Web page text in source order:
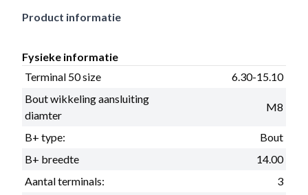
Product informatie
Fysieke informatie
Terminal 50 size
6.30-15.10
Bout wikkeling aansluiting
diamter
M8
B+ type:
Bout
B+ breedte
14.00
Aantal terminals:
3